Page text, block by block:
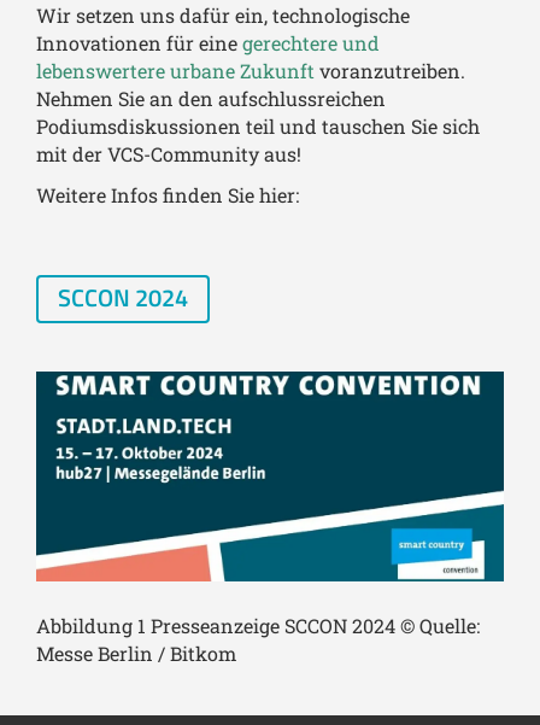
Wir setzen uns dafür ein, technologische
Innovationen für einegerechtere und
lebenswertere urbane Zukunft voranzutreiben.
Nehmen Sie an den aufschlussreichen
Podiumsdiskussionen teil und tauschen Sie sich
mit der VCS-Community aus!
Weitere Infos finden Sie hier:
SCCON 2024
Abbildung 1 Presseanzeige SCCON 2024 © Quelle:
Messe Berlin / Bitkom